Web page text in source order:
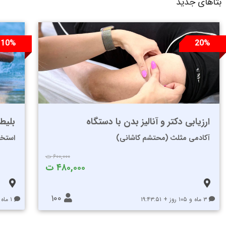
ارزیابی دکتر و آنالیز بدن با دستگاه
آکادمی مثلث (محتشم کاشانی)
20%
۶۰۰,۰۰۰ ت
۴۸۰,۰۰۰ ت
۳ ماه و ۱۰۵ روز + ۱۹:۴۳:۵۱ ۱۰۰
10%
۱ ماه و ۴۶ روز + ۲۰:۴۳:۵۱